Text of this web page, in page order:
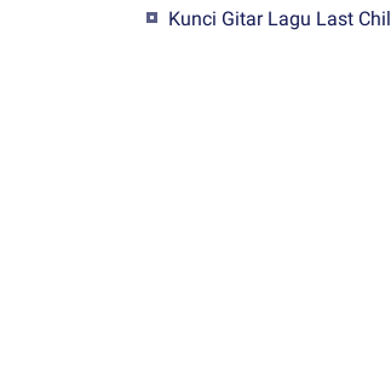
Kunci Gitar Lagu Last